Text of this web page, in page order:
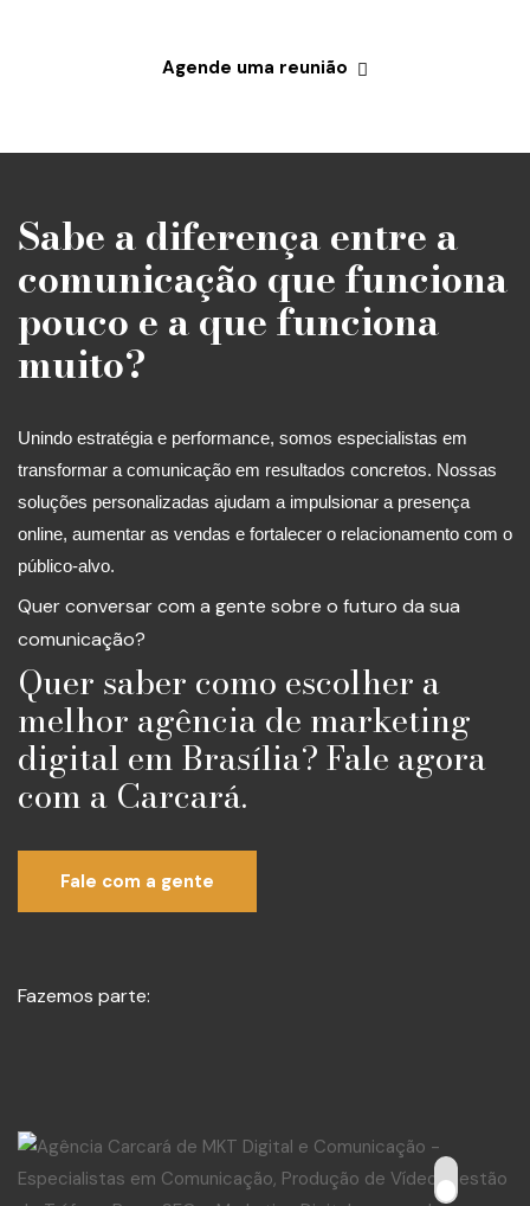
Agende uma reunião
Sabe a diferença entre a
comunicação que funciona
pouco e a que funciona
muito?
Unindo estratégia e performance, somos especialistas em
transformar a comunicação em resultados concretos. Nossas
soluções personalizadas ajudam a impulsionar a presença
online, aumentar as vendas e fortalecer o relacionamento com o
público-alvo.
Quer conversar com a gente sobre o futuro da sua
comunicação?
Quer saber como escolher a
melhor agência de marketing
digital em Brasília? Fale agora
com a Carcará.
Fale com a gente
Fazemos parte: